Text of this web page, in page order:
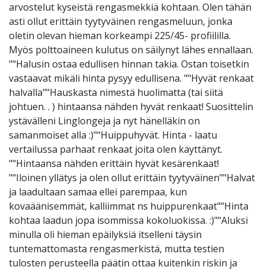
arvostelut kyseistä rengasmekkiä kohtaan. Olen tähän
asti ollut erittäin tyytyväinen rengasmeluun, jonka
oletin olevan hieman korkeampi 225/45- profiililla.
Myös polttoaineen kulutus on säilynyt lähes ennallaan.
""Halusin ostaa edullisen hinnan takia. Ostan toisetkin
vastaavat mikäli hinta pysyy edullisena. ""Hyvät renkaat
halvalla""Hauskasta nimestä huolimatta (tai siitä
johtuen. . ) hintaansa nähden hyvät renkaat! Suosittelin
ystävälleni Linglongeja ja nyt hänelläkin on
samanmoiset alla :)""Huippuhyvät. Hinta - laatu
vertailussa parhaat renkaat joita olen käyttänyt.
""Hintaansa nähden erittäin hyvät kesärenkaat!
""Iloinen yllätys ja olen ollut erittäin tyytyväinen""Halvat
ja laadultaan samaa ellei parempaa, kun
kovaäänisemmät, kalliimmat ns huippurenkaat""Hinta
kohtaa laadun jopa isommissa kokoluokissa. :)""Aluksi
minulla oli hieman epäilyksiä itselleni täysin
tuntemattomasta rengasmerkistä, mutta testien
tulosten perusteella päätin ottaa kuitenkin riskin ja